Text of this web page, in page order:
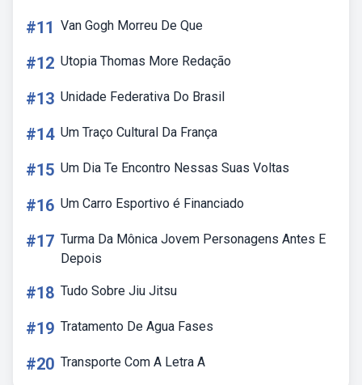
#11 Van Gogh Morreu De Que
#12 Utopia Thomas More Redação
#13 Unidade Federativa Do Brasil
#14 Um Traço Cultural Da França
#15 Um Dia Te Encontro Nessas Suas Voltas
#16 Um Carro Esportivo é Financiado
#17 Turma Da Mônica Jovem Personagens Antes E
Depois
#18 Tudo Sobre Jiu Jitsu
#19 Tratamento De Agua Fases
#20 Transporte Com A Letra A